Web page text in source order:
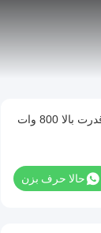
چرخ خیاطی اولتراسونیک با قدرت بالا 800 وات
حالا حرف بزن